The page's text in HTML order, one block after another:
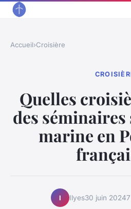
Accueil›Croisière
Quelles
des
marine en
I Ilyes30 juin 2024